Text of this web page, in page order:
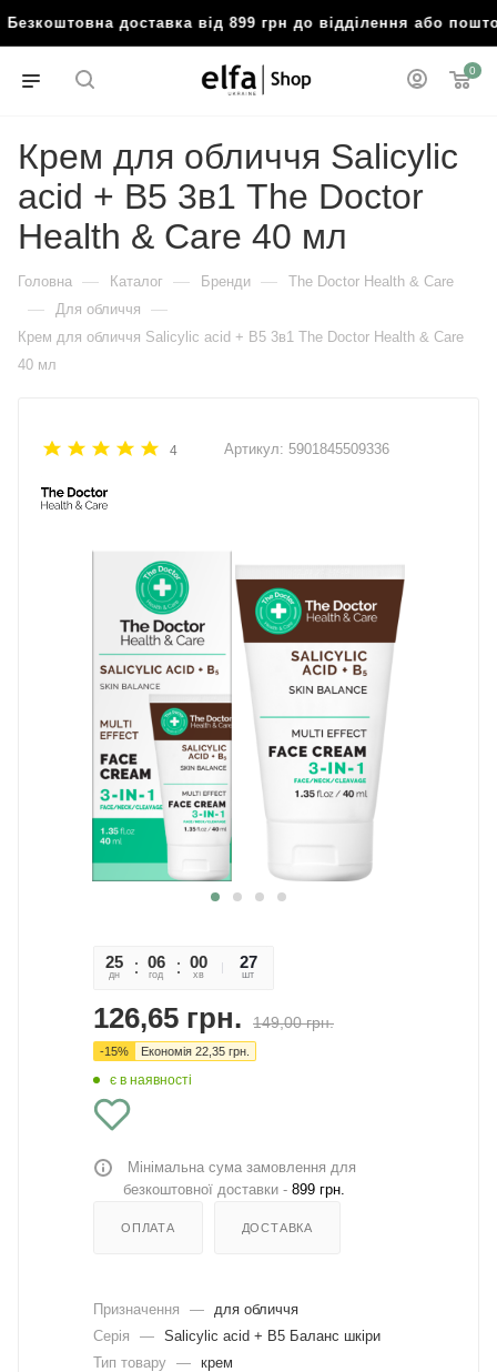
доставка від 899 грн до відділення або
0
Крем для обличчя Salicylic
acid + B5 3в1 The Doctor
Health & Care 40 мл
Головна — Каталог — Бренди — The Doctor Health & Care
— Для обличчя —
Крем для обличчя Salicylic acid + B5 3в1 The Doctor Health & Care
40 мл
4 Артикул: 5901845509336
25
дн
06
год
00
хв
03
сек
27
шт
126,65 грн. 149,00грн.
-15% Економія 22,35 грн.
є в наявності
Мінімальна сума замовлення для
безкоштовної доставки - 899 грн.
ОПЛАТА ДОСТАВКА
Призначення —
для обличчя
Серія
— Salicylic acid + B5 Баланс шкіри
Тип товару — крем